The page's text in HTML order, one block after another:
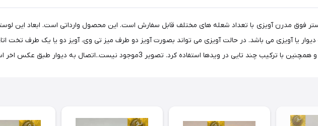
دیوار یا آویزی می باشد. در حالت آویزی می تواند بصورت آویز دو طرف میز تی وی، آویز دو یا یک طرف تخت
در ویدها استفاده کرد. تصویر 3موجود نیست..اتصال به دیوار طبق عکس اخر است